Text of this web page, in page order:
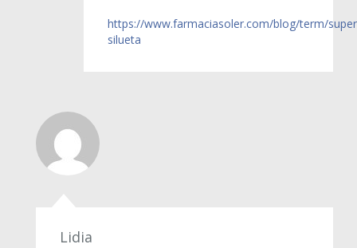
https://www.farmaciasoler.com/blog/term/
silueta
Lidia